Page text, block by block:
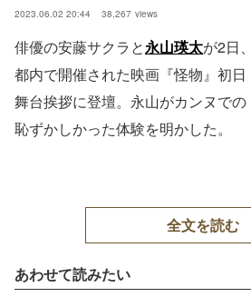
2023.06.02 20:44 38,267 views
俳優の安藤サクラと永山瑛太が2日、
都内で開催された映画『怪物』初日
舞台挨拶に登壇。永山がカンヌでの
恥ずかしかった体験を明かした。
全文を読む
あわせて読みたい